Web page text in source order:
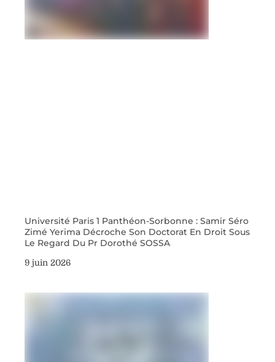
Université Paris 1 Panthéon-Sorbonne : Samir Séro
Zimé Yerima Décroche Son Doctorat En Droit Sous
Le Regard Du Pr Dorothé SOSSA
9 juin 2026